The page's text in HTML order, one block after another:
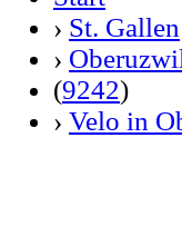
› St. Gallen
›
(9242)
› Velo in